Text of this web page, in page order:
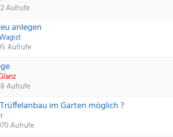
Aufrufe
anlegen
Aufrufe
Aufrufe
im Garten möglich ?
Aufrufe